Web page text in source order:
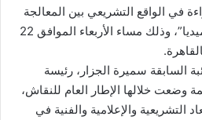
في الواقع التشريعي بين المعالجة
الدرامية وضجيج السوشيال ميديا”، وذلك مساء الأربعاء الموافق 22
السابقة سميرة الجزار، رئيسة
وضعت خلالها الإطار العام للنقاش،
التشريعية والإعلامية والفنية في